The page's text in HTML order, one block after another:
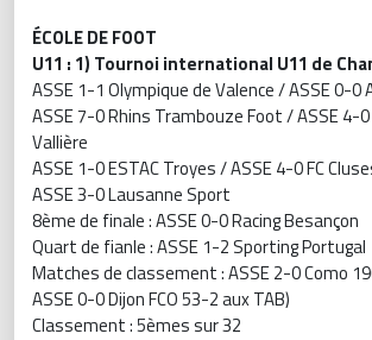
ÉCOLE DE FOOT
U11 : 1) Tournoi international U11 de
ASSE 1-1 Olympique de Valence / ASSE 0-0
ASSE 7-0 Rhins Trambouze Foot / ASSE 4-0
Vallière
ASSE 1-0 ESTAC Troyes / ASSE 4-0 FC
ASSE 3-0 Lausanne Sport
8ème de finale : ASSE 0-0 Racing Besançon
Quart de fianle : ASSE 1-2 Sporting Portugal
Matches de classement : ASSE 2-0 Como
ASSE 0-0 Dijon FCO 53-2 aux TAB)
Classement : 5èmes sur 32